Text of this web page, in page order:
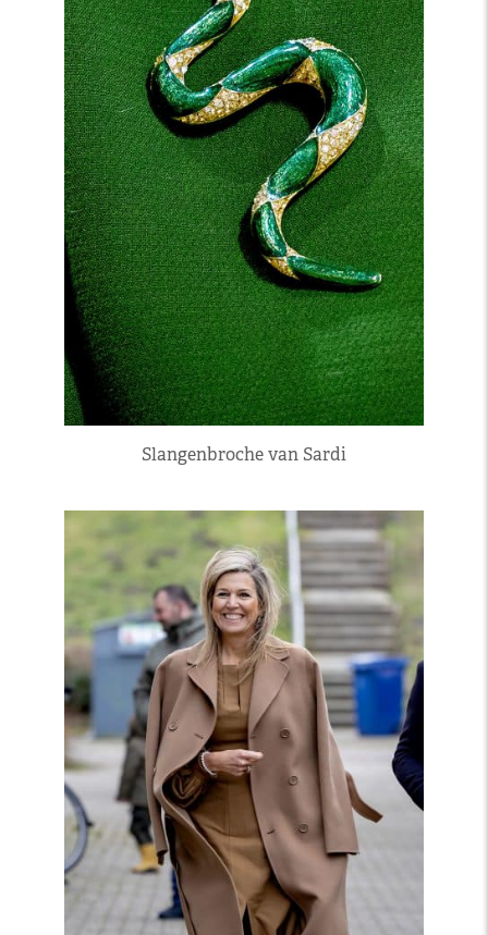
Slangenbroche van Sardi